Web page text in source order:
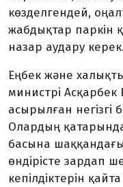
көзделгендей,
жабдықтар пар­кін
назар аудару керек.
Еңбек және
министрі Асқарбек
асы­рылған негізгі
Олардың
басына
өндірісте зардап
кепіл­діктерін